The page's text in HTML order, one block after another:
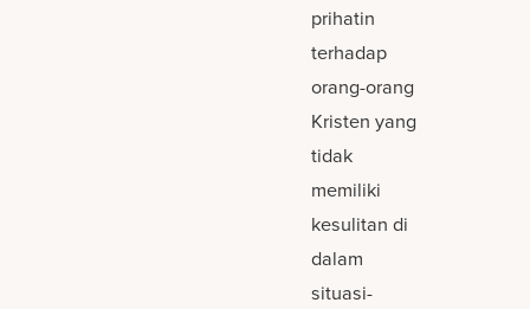
prihatin
terhadap
orang-orang
Kristen yang
tidak
memiliki
kesulitan di
dalam
situasi-